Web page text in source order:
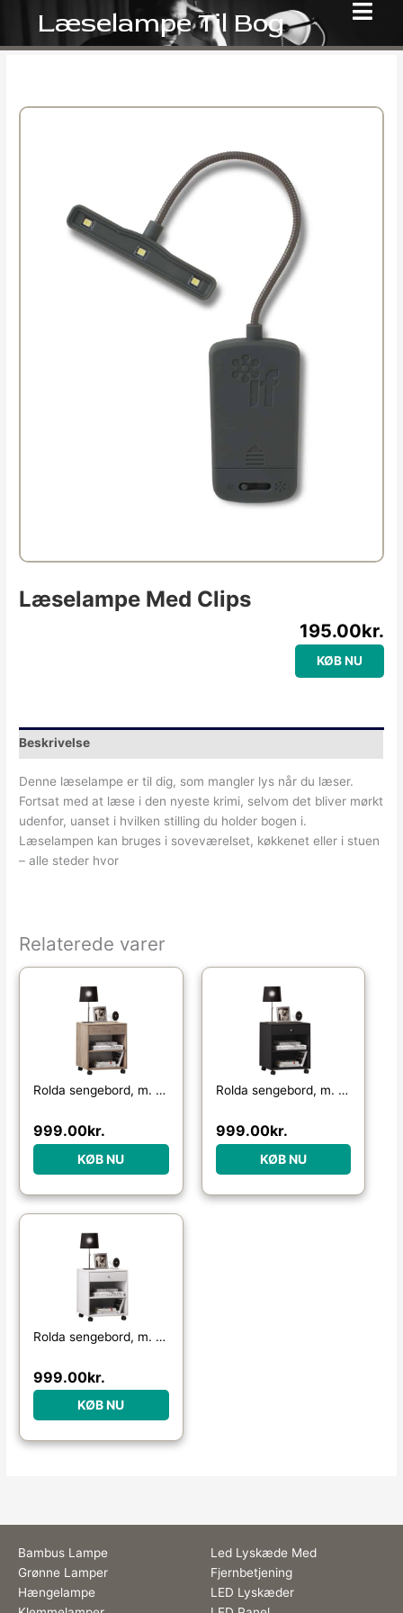
indholdet
Læselampe Til Bog
Læselampe Med Clips
195.00kr.
KØB NU
Beskrivelse
Denne læselampe er til dig, som mangler lys når du læser.
Fortsat med at læse i den nyeste krimi, selvom det bliver mørkt
udenfor, uanset i hvilken stilling du holder bogen i.
Læselampen kan bruges i soveværelset, køkkenet eller i stuen
– alle steder hvor
Relaterede varer
Rolda sengebord, m. 1 hylde og 1 skuffe – natur træ
999.00kr.
KØB NU
Rolda sengebord, m. 1 hylde og 1 skuffe – sortlakeret træ
999.00kr.
KØB NU
Rolda sengebord, m. 1 hylde og 1 skuffe – hvid træ
999.00kr.
KØB NU
Bambus Lampe
Grønne Lamper
Hængelampe
Led Lyskæde Med
Fjernbetjening
LED Lyskæder